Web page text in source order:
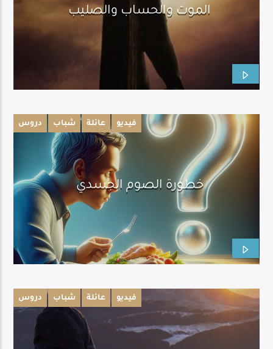
الموت والحساب والصليب
دروس شباب عائلة فيديو
خطورة الصوم الجسدي
دروس شباب عائلة فيديو